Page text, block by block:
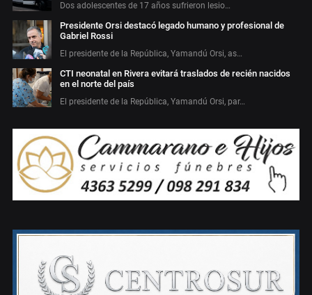
Dos adolescentes de 17 años sufrieron lesio…
Presidente Orsi destacó legado humano y profesional de
Gabriel Rossi
El presidente de la República, Yamandú Orsi, as…
CTI neonatal en Rivera evitará traslados de recién nacidos
en el norte del país
El presidente de la República, Yamandú Orsi, par…